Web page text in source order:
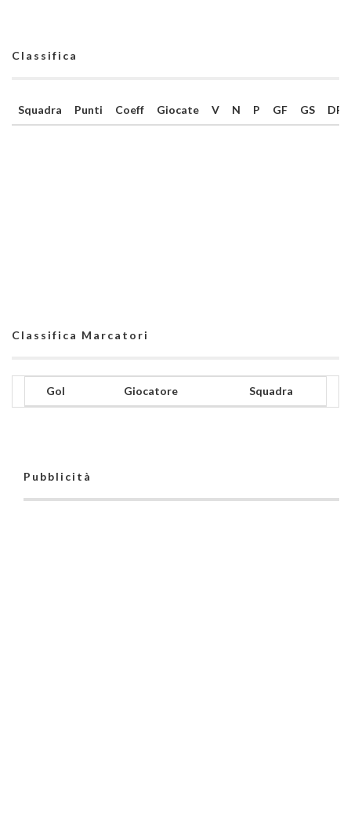
Classifica
Squadra Punti Coeff Giocate V N P GF GS DR
Classifica Marcatori
Gol Giocatore Squadra
Pubblicità